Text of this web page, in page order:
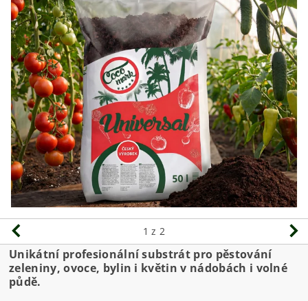
1 z 2
Unikátní profesionální substrát pro pěstování
zeleniny, ovoce, bylin i květin v nádobách i volné
půdě.